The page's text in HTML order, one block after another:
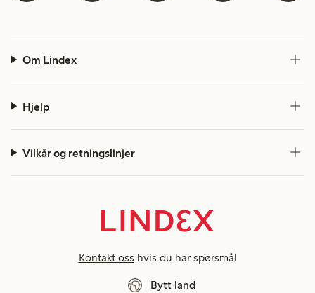
Om Lindex
Hjelp
Vilkår og retningslinjer
Kontakt oss hvis du har spørsmål
Bytt land